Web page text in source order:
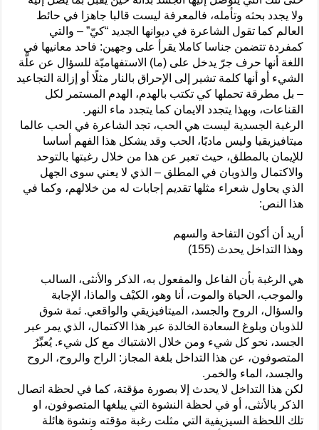
ولا يجدد بحثه وتأمله، فالمعرفة ليست قالبا جاهزا في حائط
العالم كما تقول الشاعرة في ديوانها الجديد “كيّ” – والتي
كمفردة تتضمن جناسا كاملا يقرأ على وجهين: فاحد معانيها في
اللغة أنها حرف جرّ يدخل على (ما) الاستفهاميّة للسؤال عن علَّة
الشيء أو أنها كلمة تشير إلى الإحراق بالنار مثلًا أو إزالة التجاعيد
– بل مطرقة تحملها كي تكتب بالهدم، الهدم المستمر لكل
القناعات، وبهذا يتجدد الايمان كما يتجدد ماء النهر.
الرغبة الجسدية ليست هي الحب، تجد الشاعرة في الحب عالما
ميتافيزيقيا وليس ماديًا، الحب وقد يشكل هذا الفهم أساسا
للإيمان بالمطلق، حيث تعبر عن هذا من خلال رغبتها بالتوحد
والاكتمال والذوبان في المطلق – الذي لا يعني سوى الجهل
الذي يحاول شعراء مثلها تقديم إجابات له من خلالهم، وكما في
هذا النص:
أريد أن أكون التفاحة والسهم
وهذا التداخل يحدث (155)
هي الرغبة بأن الفاعل والمفعول به، الذكر والأنثى، السالب
والموجب، الحياة والموت، أنا وهو، الكيْف والماذا، الإجابة
والسؤال، الروح والجسد، الميتافيزيقي والواقعي. ثمة شوق
للذوبان وبلوغ السعادة الخالدة عبر هذا الاكتمال، الذي يمر عبر
الجسد، نحو كل شيء ومن خلال الاشتباك مع كل شيء. يُعبِّرُ
المتصوفون، عن هذا التداخل بلغة المجاز: الراح والروح، الروح
والجسد، الماء والخمر.
لكن هذا التداخل لا يحدث إلا بصورة مؤقتة، كما في لحظة اتصال
الذكر بالأنثى، أو في لحظة النشوة التي يبلغها المتصوفون، او
تلك اللحظة السيزيفية التي مثلت رغبة مؤقته ونشوة هائلة